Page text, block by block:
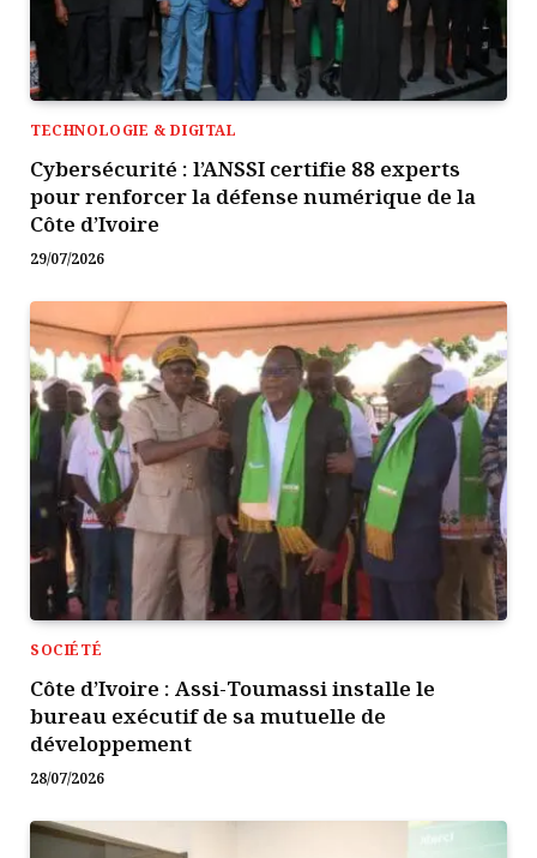
TECHNOLOGIE & DIGITAL
Cybersécurité : l’ANSSI certifie 88 experts
pour renforcer la défense numérique de la
Côte d’Ivoire
29/07/2026
SOCIÉTÉ
Côte d’Ivoire : Assi-Toumassi installe le
bureau exécutif de sa mutuelle de
développement
28/07/2026